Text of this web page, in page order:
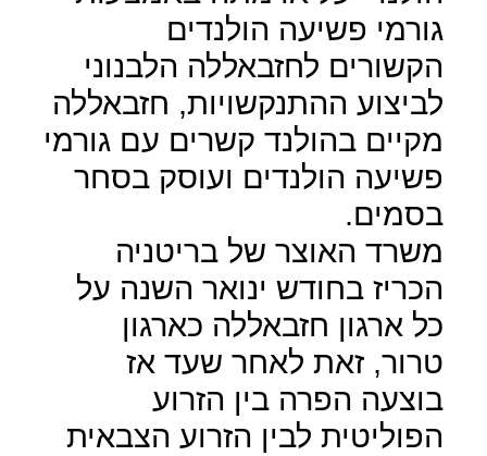
גורמי פשיעה הולנדים
הקשורים לחזבאללה הלבנוני
לביצוע ההתנקשויות, חזבאללה
מקיים בהולנד קשרים עם גורמי
פשיעה הולנדים ועוסק בסחר
בסמים.
משרד האוצר של בריטניה
הכריז בחודש ינואר השנה על
כל ארגון חזבאללה כארגון
טרור, זאת לאחר שעד אז
בוצעה הפרה בין הזרוע
הפוליטית לבין הזרוע הצבאית